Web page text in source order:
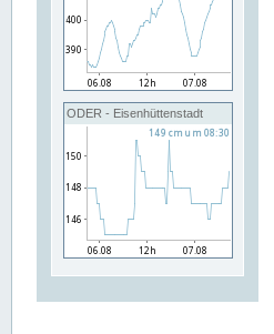
ODER - Eisenhüttenstadt